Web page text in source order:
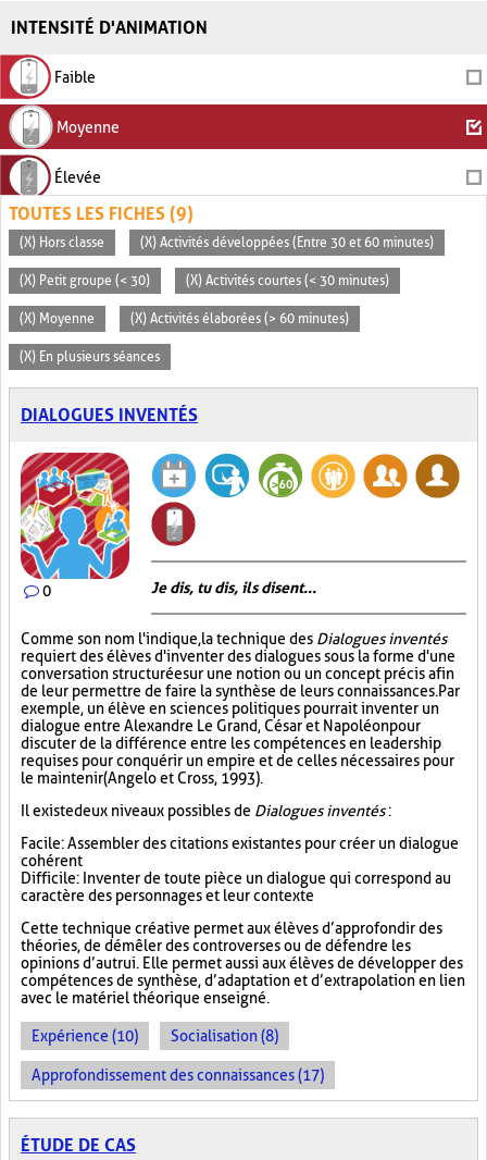
INTENSITÉ D'ANIMATION
Faible
Moyenne
Élevée
TOUTES LES FICHES (9)
(X) Hors classe (X) Activités développées (Entre 30 et 60 minutes)
(X) Petit groupe (< 30) (X) Activités courtes (< 30 minutes)
(X) Moyenne (X) Activités élaborées (> 60 minutes)
(X) En plusieurs séances
DIALOGUES INVENTÉS
0 Je dis, tu dis, ils disent...
Comme son nom l'indique, la technique des Dialogues inventés
requiert des élèves d'inventer des dialogues sous la forme d'une
conversation structurée sur une notion ou un concept précis afin
de leur permettre de faire la synthèse de leurs connaissances. Par
exemple, un élève en sciences politiques pourrait inventer un
dialogue entre Alexandre Le Grand, César et Napoléon pour
discuter de la différence entre les compétences en leadership
requises pour conquérir un empire et de celles nécessaires pour
le maintenir (Angelo et Cross, 1993).
Il existe deux niveaux possibles de Dialogues inventés:
Facile : Assembler des citations existantes pour créer un dialogue
cohérent
Difficile : Inventer de toute pièce un dialogue qui correspond au
caractère des personnages et leur contexte
Cette technique créative permet aux élèves d’approfondir des
théories, de démêler des controverses ou de défendre les
opinions d’autrui. Elle permet aussi aux élèves de développer des
compétences de synthèse, d’adaptation et d’extrapolation en lien
avec le matériel théorique enseigné.
Expérience (10) Socialisation (8)
Approfondissement des connaissances (17)
ÉTUDE DE CAS